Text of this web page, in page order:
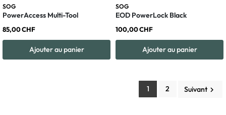
SOG
PowerAccess Multi-Tool
85,00 CHF
Ajouter au panier
SOG
EOD PowerLock Black
100,00 CHF
Ajouter au panier
1 2 Suivant keyboard_arrow_right